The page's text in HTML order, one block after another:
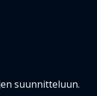
suunnitteluun.